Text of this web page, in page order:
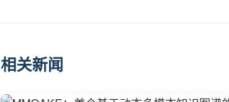
相关新闻